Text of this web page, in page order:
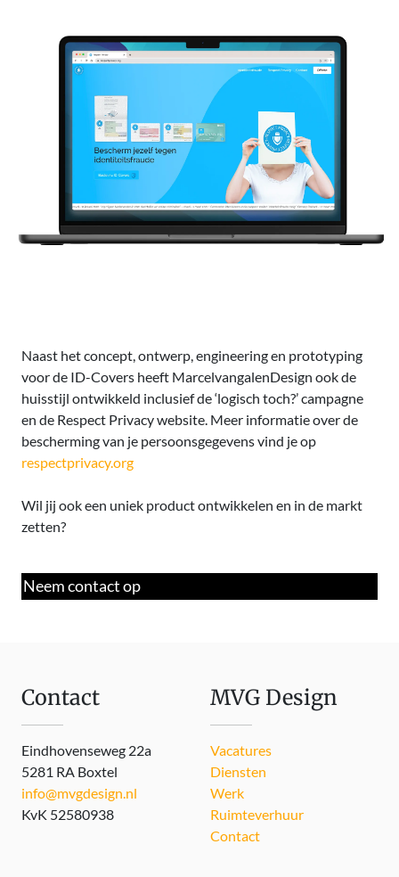
Naast het concept, ontwerp, engineering en prototyping
voor de ID-Covers heeft MarcelvangalenDesign ook de
huisstijl ontwikkeld inclusief de ‘logisch toch?’ campagne
en de Respect Privacy website. Meer informatie over de
bescherming van je persoonsgegevens vind je op
respectprivacy.org
Wil jij ook een uniek product ontwikkelen en in de markt
zetten?
Neem contact op
Contact
Eindhovenseweg 22a
5281 RA Boxtel
info@mvgdesign.nl
KvK 52580938
MVG Design
Vacatures
Diensten
Werk
Ruimteverhuur
Contact